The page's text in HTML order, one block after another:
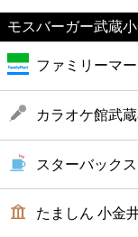
ショッピング
銀行
公共
病院
ホテル
モスバーガー武蔵
ファミリーマ
カラオケ館武
スターバック
たましん 小金